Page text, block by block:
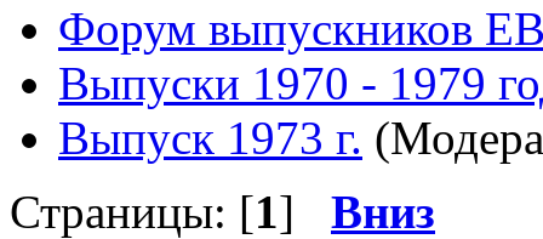
Форум выпускников
Выпуски 1970 - 1979
Выпуск 1973 г.
Страницы: [1] Вниз